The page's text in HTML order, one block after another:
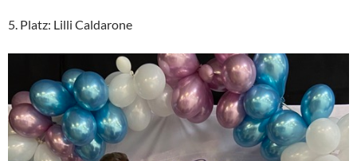
5. Platz: Lilli Caldarone